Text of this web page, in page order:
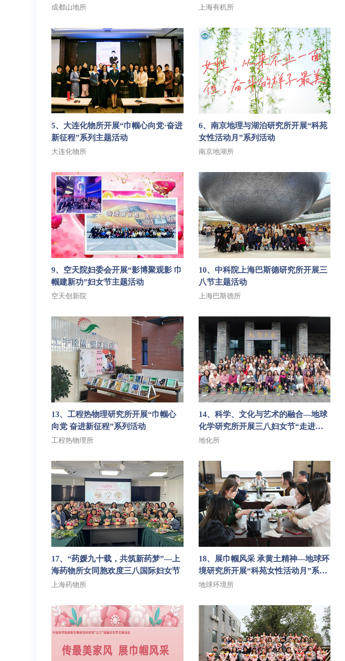
成都山地所 上海有机所
5、大连化物所开展“巾帼心向党·奋进
新征程”系列主题活动
大连化物所
6、南京地理与湖泊研究所开展“科苑
女性活动月”系列活动
南京地湖所
9、空天院妇委会开展“影博聚观影 巾
帼建新功”妇女节主题活动
空天创新院
10、中科院上海巴斯德研究所开展三
八节主题活动
上海巴斯德所
13、工程热物理研究所开展“巾帼心
向党 奋进新征程”系列活动
工程热物理所
14、科学、文化与艺术的融合—地球
化学研究所开展三八妇女节“走进春
天，走进生活美学，感受孔学文
地化所
17、“药媛九十载，共筑新药梦”—上
海药物所女同胞欢度三八国际妇女节
上海药物所
18、展巾帼风采 承黄土精神—地球环
境研究所开展“科苑女性活动月”系列
活动
地球环境所